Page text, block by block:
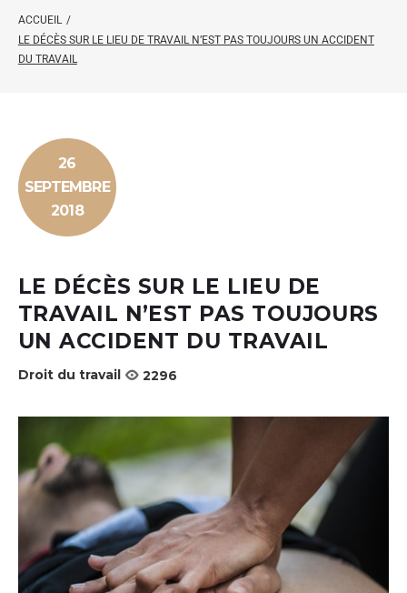
ACCUEIL /
LE DÉCÈS SUR LE LIEU DE TRAVAIL N’EST PAS TOUJOURS UN ACCIDENT
DU TRAVAIL
26
SEPTEMBRE
2018
LE DÉCÈS SUR LE LIEU DE
TRAVAIL N’EST PAS TOUJOURS
UN ACCIDENT DU TRAVAIL
Droit du travail 2296